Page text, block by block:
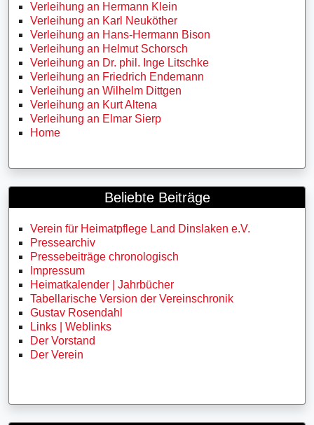
Verleihung an Hermann Klein
Verleihung an Karl Neuköther
Verleihung an Hans-Hermann Bison
Verleihung an Helmut Schorsch
Verleihung an Dr. phil. Inge Litschke
Verleihung an Friedrich Endemann
Verleihung an Wilhelm Dittgen
Verleihung an Kurt Altena
Verleihung an Elmar Sierp
Home
Beliebte Beiträge
Verein für Heimatpflege Land Dinslaken e.V.
Pressearchiv
Pressebeiträge chronologisch
Impressum
Heimatkalender | Jahrbücher
Tabellarische Version der Vereinschronik
Gustav Rosendahl
Links | Weblinks
Der Vorstand
Der Verein